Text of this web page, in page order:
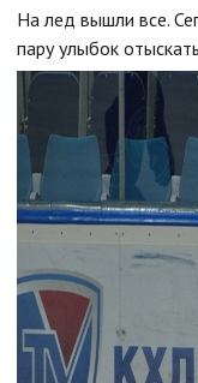
На лед вышли все.
пару улыбок